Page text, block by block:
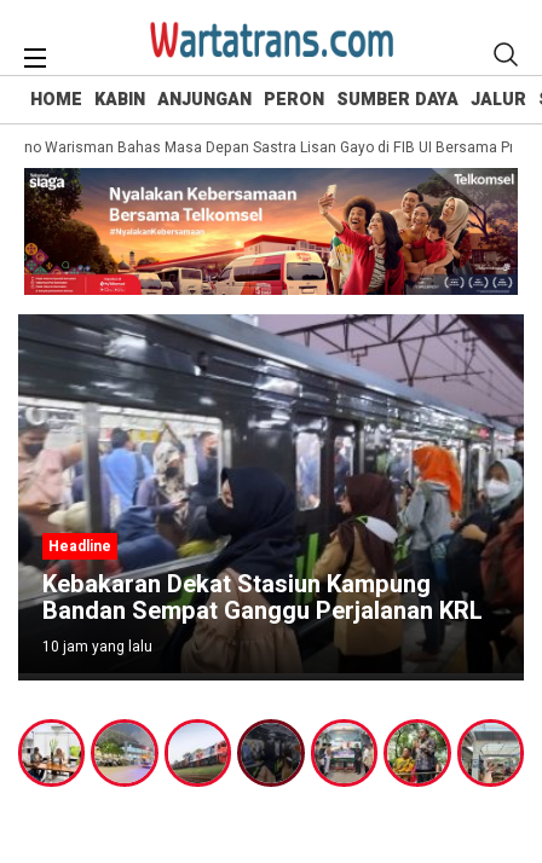
HOME KABIN ANJUNGAN PERON SUMBER DAYA JALUR
Warisman Bahas Masa Depan Sastra Lisan Gayo di FIB UI Bersama Prof. Lily
Headline
Lele Marinasi UMKM Bandung Tembus
Pasar Taiwan, Ekspor Perdana 10,5 Ton
10 jam yang lalu